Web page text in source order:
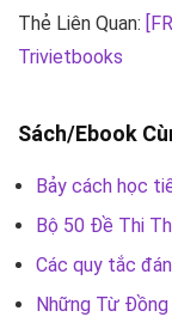
Thẻ Liên Quan:
Trivietbooks
Sách/Ebook
Bảy cách học
Bộ 50 Đề Thi
Các quy tắc
Những Từ